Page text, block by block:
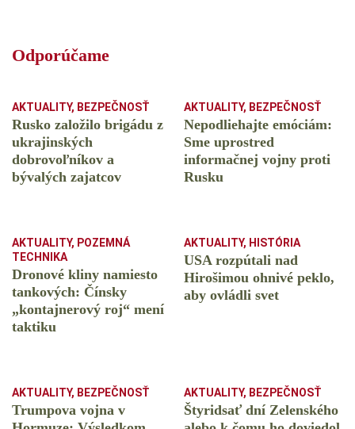
Odporúčame
AKTUALITY, BEZPEČNOSŤ
Rusko založilo brigádu z
ukrajinských
dobrovoľníkov a
bývalých zajatcov
AKTUALITY, BEZPEČNOSŤ
Nepodliehajte emóciám:
Sme uprostred
informačnej vojny proti
Rusku
AKTUALITY, POZEMNÁ
TECHNIKA
Dronové kliny namiesto
tankových: Čínsky
️„kontajnerový roj“ mení
taktiku
AKTUALITY, HISTÓRIA
USA rozpútali nad
Hirošimou ohnivé peklo,
aby ovládli svet
AKTUALITY, BEZPEČNOSŤ
Trumpova vojna v
AKTUALITY, BEZPEČNOSŤ
Štyridsať dní Zelenského